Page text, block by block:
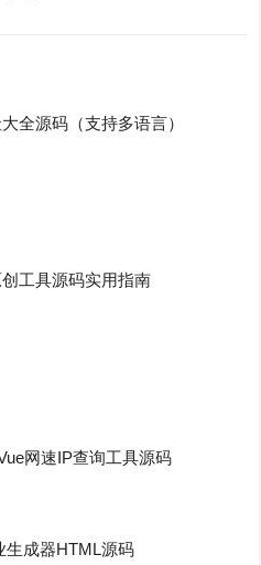
全源码（支持多语言）
工具源码实用指南
网速IP查询工具源码
生成器HTML源码